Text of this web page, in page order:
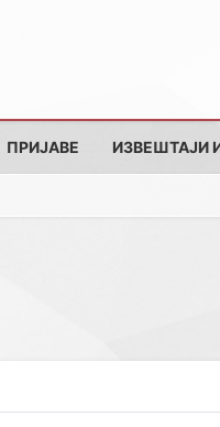
ПРИЈАВЕ ИЗВЕШТАЈИ